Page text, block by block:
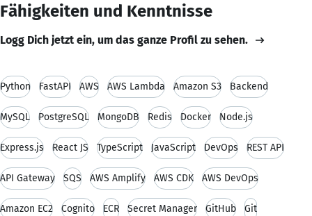
Fähigkeiten und Kenntnisse
Logg Dich jetzt ein, um das ganze Profil zu sehen.
Python FastAPI AWS AWS Lambda Amazon S3 Backend
MySQL PostgreSQL MongoDB Redis Docker Node.js
Express.js React JS TypeScript JavaScript DevOps REST API
API Gateway SQS AWS Amplify AWS CDK AWS DevOps
Amazon EC2 Cognito ECR Secret Manager GitHub Git